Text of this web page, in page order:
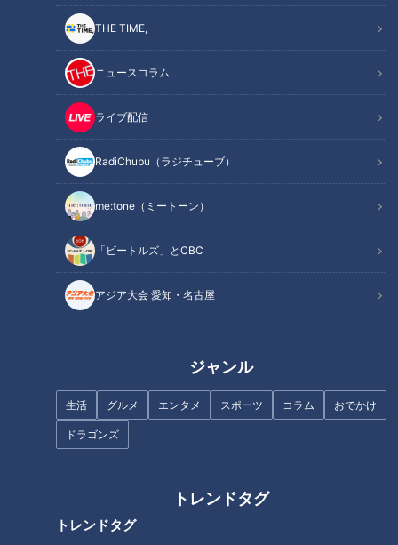
THE TIME,
ニュースコラム
ライブ配信
RadiChubu（ラジチューブ）
me:tone（ミートーン）
「ビートルズ」とCBC
アジア大会 愛知・名古屋
ジャンル
生活 グルメ エンタメ スポーツ コラム おでかけ
ドラゴンズ
トレンドタグ
トレンドタグ
CBCテレビ『ちょい足し』
23日午後、CBCテレビ『ちょい足し』で、日本三名泉のひ
とつとも言われる岐阜県の下呂温泉を特集。最近増えている食
べ歩きグルメや絶品スイーツなどについて、お笑い芸人のとに
かく明るい安村さんがリポートしました。
今回の番組では、通常のリポートに「なんで湯船にタオルを
浸けたらダメ？」「なんで風呂上がりは牛乳を飲む？」など、
水明館でも、そんな疑問を見つけました。
水明館では現在、旅行雑誌「東海じゃらん」とコラボして作